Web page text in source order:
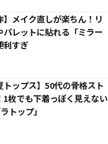
】メイク直しが楽ちん！リ
パレットに貼れる「ミラー
利すぎ
トップス】50代の骨格スト
1枚でも下着っぽく見えない
トップ」